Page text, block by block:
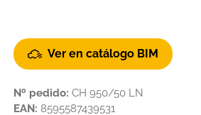
Ver en catálogo BIM
Nº pedido: CH 950/50 LN
EAN: 8595587439531